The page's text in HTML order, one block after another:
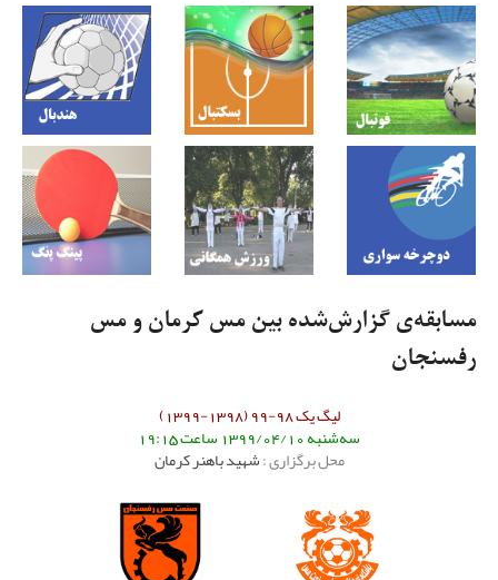
مسابقه‌ی گزارش‌شده بین مس کرمان و مس
رفسنجان
لیگ یک 98-99 (1398-1399)
سه‌شنبه 1399/04/10 ساعت 19:15
محل برگزاری :شهید باهنر کرمان